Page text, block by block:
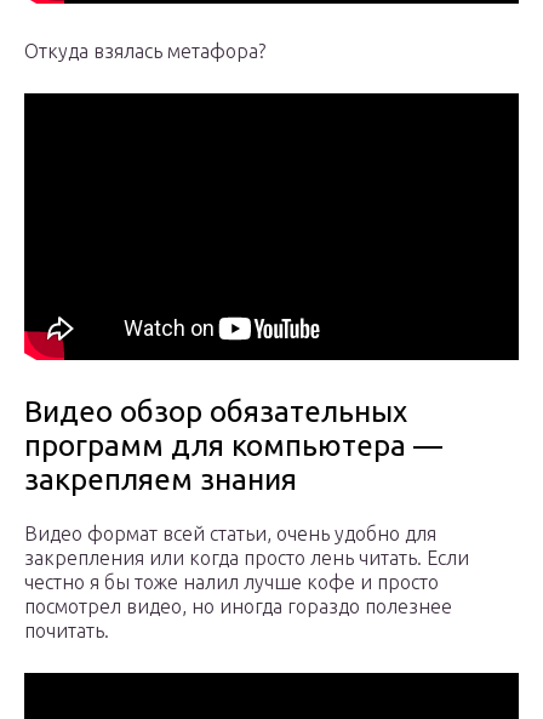
Откуда взялась метафора?
Видео обзор обязательных
программ для компьютера —
закрепляем знания
Видео формат всей статьи, очень удобно для
закрепления или когда просто лень читать. Если
честно я бы тоже налил лучше кофе и просто
посмотрел видео, но иногда гораздо полезнее
почитать.